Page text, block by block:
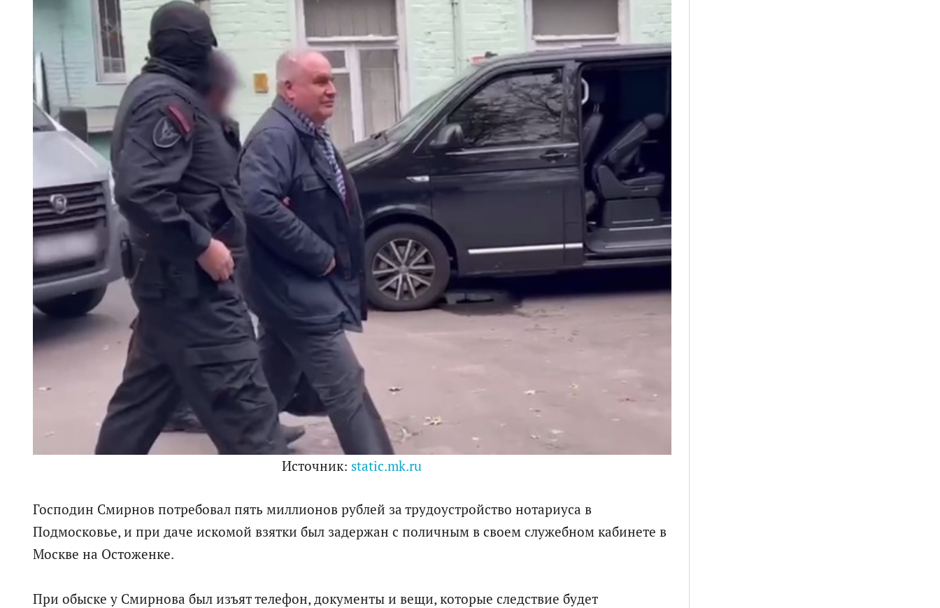
Источник: static.mk.ru
Господин Смирнов потребовал пять миллионов рублей за трудоустройство нотариуса в
Подмосковье, и при даче искомой взятки был задержан с поличным в своем служебном кабинете в
Москве на Остоженке.
При обыске у Смирнова был изъят телефон, документы и вещи, которые следствие будет